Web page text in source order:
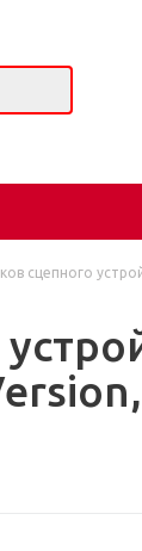
сцепного